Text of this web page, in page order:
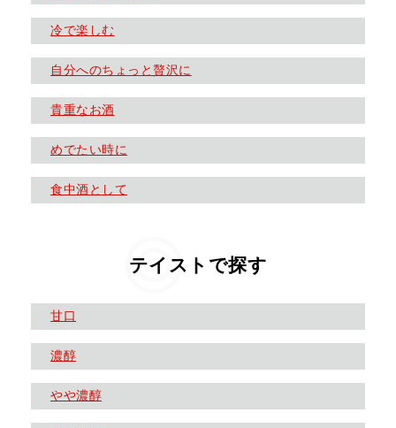
冷で楽しむ
自分へのちょっと贅沢に
貴重なお酒
めでたい時に
食中酒として
テイストで探す
甘口
濃醇
やや濃醇